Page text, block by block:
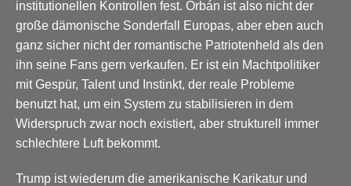
institutionellen Kontrollen fest. Orbán ist also nicht der
große dämonische Sonderfall Europas, aber eben auch
ganz sicher nicht der romantische Patriotenheld als den
ihn seine Fans gern verkaufen. Er ist ein Machtpolitiker
mit Gespür, Talent und Instinkt, der reale Probleme
benutzt hat, um ein System zu stabilisieren in dem
Widerspruch zwar noch existiert, aber strukturell immer
schlechtere Luft bekommt.
Trump ist wiederum die amerikanische Karikatur und